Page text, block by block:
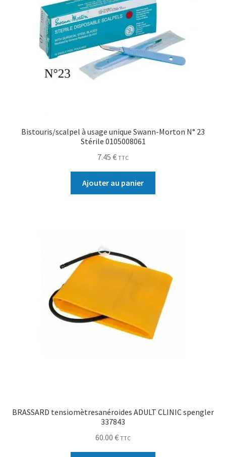
Bistouris/scalpel à usage unique Swann-Morton N° 23
Stérile 0105008061
7.45 € TTC
Ajouter au panier
BRASSARD tensiomètresanéroides ADULT CLINIC spengler
337843
60.00 € TTC